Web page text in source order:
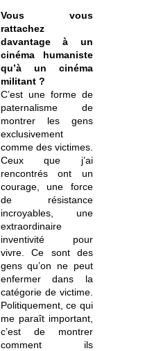
Vous vous
rattachez
davantage à un
cinéma humaniste
qu’à un cinéma
militant ?
C’est une forme de
paternalisme de
montrer les gens
exclusivement
comme des victimes.
Ceux que j’ai
rencontrés ont un
courage, une force
de résistance
incroyables, une
extraordinaire
inventivité pour
vivre. Ce sont des
gens qu’on ne peut
enfermer dans la
catégorie de victime.
Politiquement, ce qui
me paraît important,
c’est de montrer
comment ils